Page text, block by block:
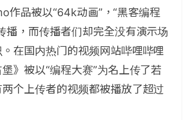
作品被以“64k动画”，“黑客编程
播，而传播者们却完全没有演示场
在国内热门的视频网站哔哩哔哩
》被以“编程大赛”为名上传了若
个上传者的视频都被播放了超过